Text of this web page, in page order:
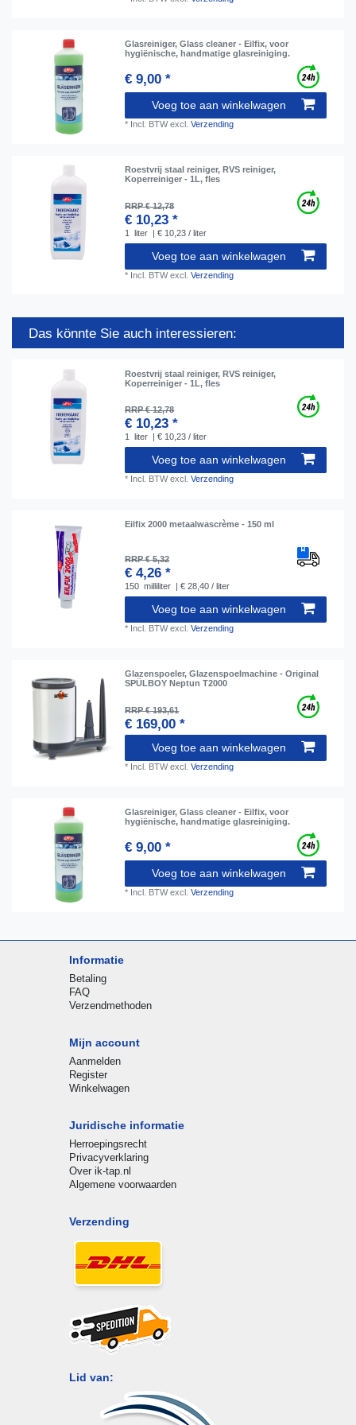
Glasreiniger, Glass cleaner - Eilfix, voor
hygiënische, handmatige glasreiniging.
€ 9,00 *
Voeg toe aan winkelwagen
* Incl. BTWexcl.Verzending
Roestvrij staal reiniger, RVS reiniger,
Koperreiniger - 1L, fles
RRP € 12,78
€ 10,23 *
1 liter | € 10,23 / liter
Voeg toe aan winkelwagen
* Incl. BTWexcl.Verzending
Das könnte Sie auch interessieren:
Roestvrij staal reiniger, RVS reiniger,
Koperreiniger - 1L, fles
RRP € 12,78
€ 10,23 *
1 liter | € 10,23 / liter
Voeg toe aan winkelwagen
* Incl. BTWexcl.Verzending
Eilfix 2000 metaalwascrème - 150 ml
RRP € 5,32
€ 4,26 *
150 milliliter | € 28,40 / liter
Voeg toe aan winkelwagen
* Incl. BTWexcl.Verzending
Glazenspoeler, Glazenspoelmachine - Original
SPÜLBOY Neptun T2000
RRP € 193,61
€ 169,00 *
Voeg toe aan winkelwagen
* Incl. BTWexcl.Verzending
Glasreiniger, Glass cleaner - Eilfix, voor
hygiënische, handmatige glasreiniging.
€ 9,00 *
Voeg toe aan winkelwagen
* Incl. BTWexcl.Verzending
Informatie
Betaling
FAQ
Verzendmethoden
Mijn account
Aanmelden
Register
Winkelwagen
Juridische informatie
Herroepingsrecht
Privacyverklaring
Over ik-tap.nl
Algemene voorwaarden
Verzending
Lid van: